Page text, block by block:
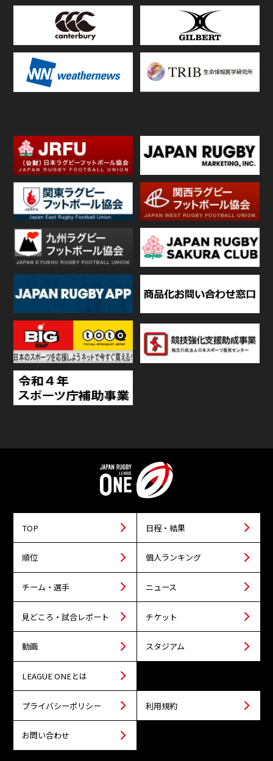
TOP 日程・結果
順位 個人ランキング
チーム・選手 ニュース
見どころ・試合レポート チケット
動画 スタジアム
LEAGUE ONEとは
プライバシーポリシー 利用規約
お問い合わせ